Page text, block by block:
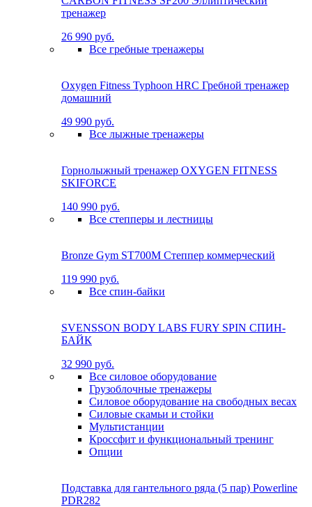
тренажер
26 990 руб.
Все гребные тренажеры
Oxygen Fitness Typhoon HRC Гребной тренажер
домашний
49 990 руб.
Все лыжные тренажеры
Горнолыжный тренажер OXYGEN FITNESS
SKIFORCE
140 990 руб.
Все степперы и лестницы
Bronze Gym ST700M Степпер коммерческий
119 990 руб.
Все спин-байки
SVENSSON BODY LABS FURY SPIN СПИН-
БАЙК
32 990 руб.
Все силовое оборудование
Грузоблочные тренажеры
Силовое оборудование на свободных весах
Силовые скамьи и стойки
Мультистанции
Кроссфит и функциональный тренинг
Опции
Подставка для гантельного ряда (5 пар) Powerline
PDR282